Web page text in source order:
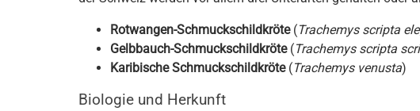
Rotwangen-Schmuckschildkröte(Trachemys scripta
Gelbbauch-Schmuckschildkröte(Trachemys scripta
Karibische Schmuckschildkröte(Trachemys venusta)
Biologie und Herkunft